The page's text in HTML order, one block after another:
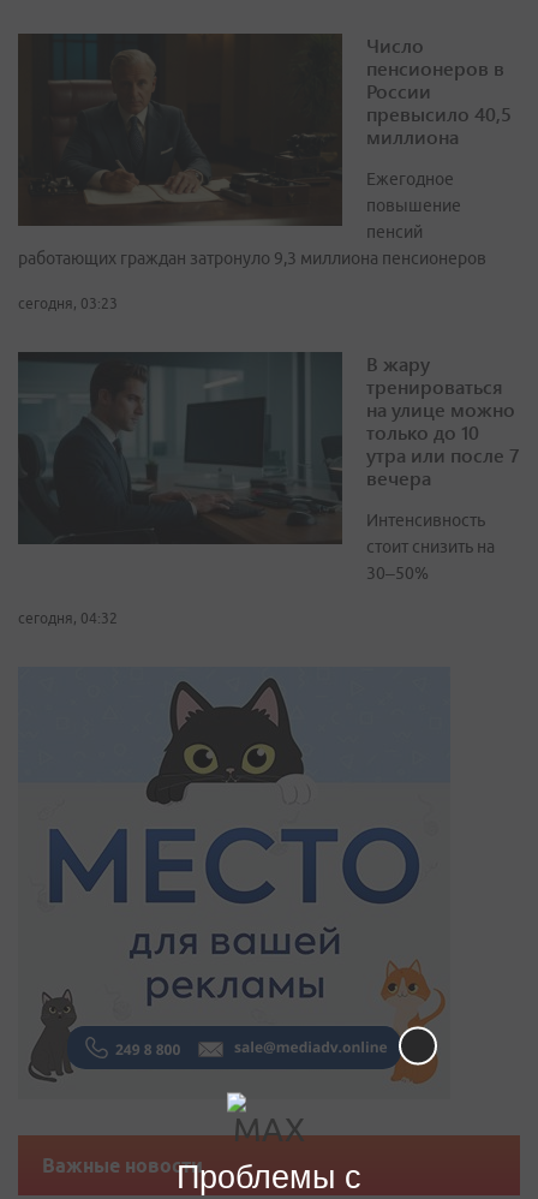
Число
пенсионеров в
России
превысило 40,5
миллиона
Ежегодное
повышение
пенсий
работающих граждан затронуло 9,3 миллиона пенсионеров
сегодня, 03:23
В жару
тренироваться
на улице можно
только до 10
утра или после 7
вечера
Интенсивность
стоит снизить на
30–50%
сегодня, 04:32
Важные новостиПроблемы с